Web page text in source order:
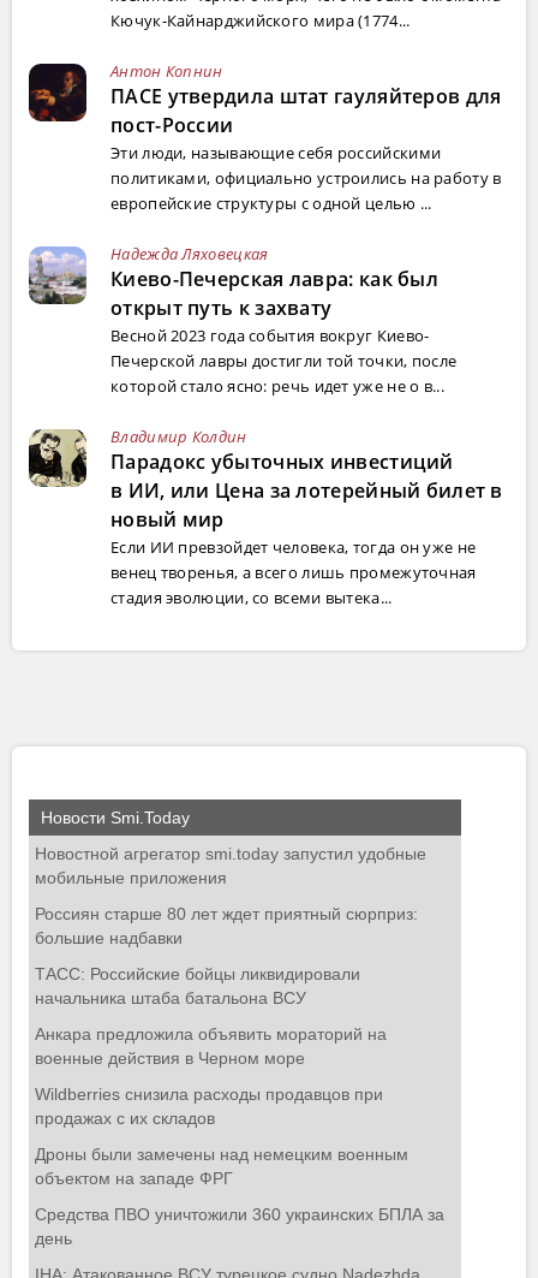
Кючук-Кайнарджийского мира (1774...
Антон Копнин
ПАСЕ утвердила штат гауляйтеров для
пост-России
Эти люди, называющие себя российскими
политиками, официально устроились на работу в
европейские структуры с одной целью ...
Надежда Ляховецкая
Киево-Печерская лавра: как был
открыт путь к захвату
Весной 2023 года события вокруг Киево-
Печерской лавры достигли той точки, после
которой стало ясно: речь идет уже не о в...
Владимир Колдин
Парадокс убыточных инвестиций
в ИИ, или Цена за лотерейный билет в
новый мир
Если ИИ превзойдет человека, тогда он уже не
венец творенья, а всего лишь промежуточная
стадия эволюции, со всеми вытека...